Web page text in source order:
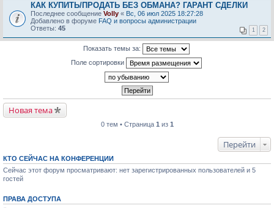
КАК КУПИТЬ/ПРОДАТЬ БЕЗ ОБМАНА? ГАРАНТ СДЕЛКИ
Последнее сообщение Volly « Вс, 06 июл 2025 18:27:28
Добавлено в форуме FAQ и вопросы администрации
Ответы: 45 1 2
Показать темы за:
Поле сортировки
Новая тема
0 тем • Страница 1 из 1
Перейти
КТО СЕЙЧАС НА КОНФЕРЕНЦИИ
Сейчас этот форум просматривают: нет зарегистрированных пользователей и 5
гостей
ПРАВА ДОСТУПА